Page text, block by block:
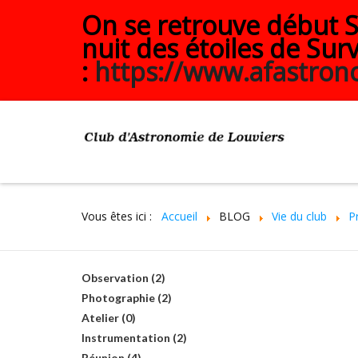
On se retrouve début
nuit des étoiles de
: https://
Vous êtes ici : Accueil BLOG Vie du club
Observation (2)
Photographie (2)
Atelier (0)
Instrumentation (2)